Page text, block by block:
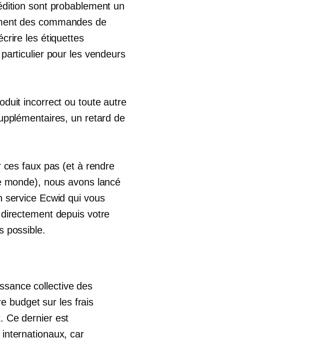
sont probablement un
des commandes de
les étiquettes
pour les vendeurs
incorrect ou toute autre
un retard de
faux pas (et à rendre
monde), nous avons lancé
Ecwid qui vous
depuis votre
possible.
collective des
budget sur les frais
Ce dernier est
car